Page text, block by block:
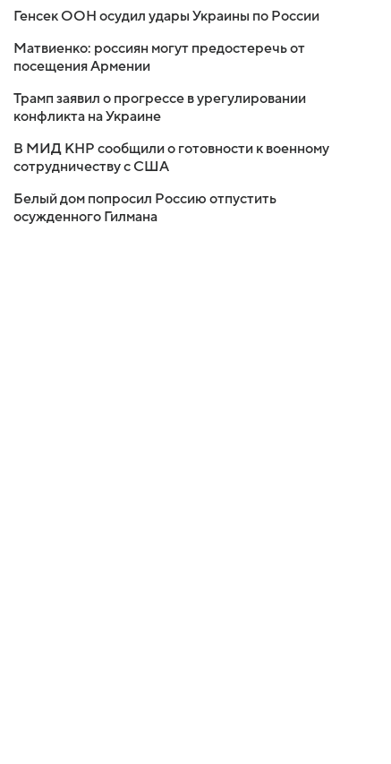
Генсек ООН осудил удары Украины по России
Матвиенко: россиян могут предостеречь от
посещения Армении
Трамп заявил о прогрессе в урегулировании
конфликта на Украине
В МИД КНР сообщили о готовности к военному
сотрудничеству с США
Белый дом попросил Россию отпустить
осужденного Гилмана